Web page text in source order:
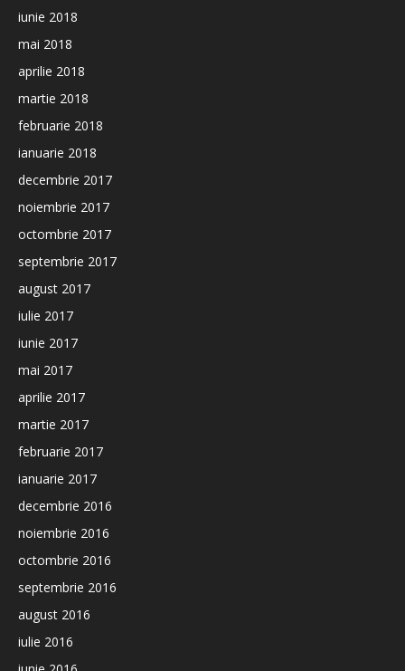
iunie 2018
mai 2018
aprilie 2018
martie 2018
februarie 2018
ianuarie 2018
decembrie 2017
noiembrie 2017
octombrie 2017
septembrie 2017
august 2017
iulie 2017
iunie 2017
mai 2017
aprilie 2017
martie 2017
februarie 2017
ianuarie 2017
decembrie 2016
noiembrie 2016
octombrie 2016
septembrie 2016
august 2016
iulie 2016